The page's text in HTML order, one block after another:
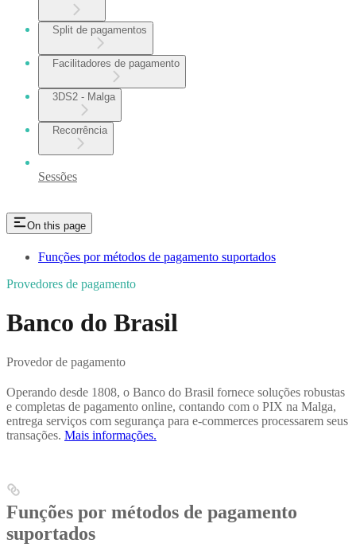
Split de pagamentos
Facilitadores de pagamento
3DS2 - Malga
Recorrência
Sessões
On this page
Funções por métodos de pagamento suportados
Provedores de pagamento
Banco do Brasil
Provedor de pagamento
Operando desde 1808, o Banco do Brasil fornece soluções robustas
e completas de pagamento online, contando com o PIX na Malga,
entrega serviços com segurança para e-commerces processarem seus
transações. Mais informações.
Funções por métodos de pagamento
suportados